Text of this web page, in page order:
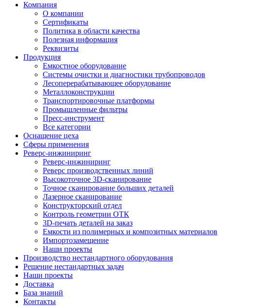
Компания
О компании
Сертификаты
Политика в области качества
Полезная информация
Реквизиты
Продукция
Емкостное оборудование
Системы очистки и диагностики трубопроводов
Лесоперерабатывающее оборудование
Металлоконструкции
Транспортировочные платформы
Промышленные фильтры
Пресс-инструмент
Все категории
Оснащение цеха
Сферы применения
Реверс-инжиниринг
Реверс-инжиниринг
Реверс производственных линий
Высокоточное 3D-сканирование
Точное сканирование больших деталей
Лазерное сканирование
Конструкторский отдел
Контроль геометрии ОТК
3D-печать деталей на заказ
Емкости из полимерных и композитных материалов
Импортозамещение
Наши проекты
Производство нестандартного оборудования
Решение нестандартных задач
Наши проекты
Доставка
База знаний
Контакты